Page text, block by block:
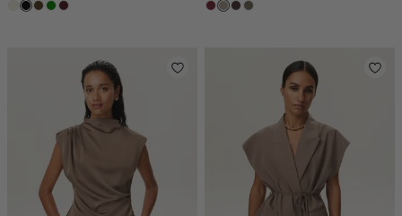
ecru
zwart
toffee
groenpruim,
bordeaux,
taupe,
choco,
bruin